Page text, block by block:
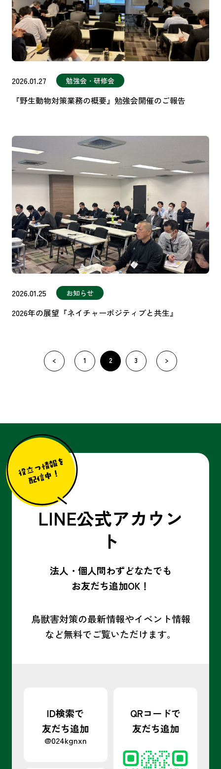
2026.01.27 勉強会・研修会
『野生動物対策業務の概要』勉強会開催のご報告
2026.01.25 お知らせ
2026年の展望『ネイチャーポジティブと共生』
« 1 2 3 »
LINE公式アカウン
ト
法人・個人問わずどなたでも
お友だち追加OK！
鳥獣害対策の最新情報やイベント情報
など無料でご覧いただけます。
ID検索で
友だち追加
@024kgnxn
QRコードで
友だち追加